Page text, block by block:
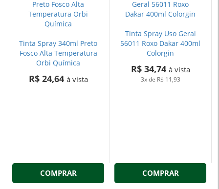
Tinta Spray 340ml Preto
Fosco Alta Temperatura
Orbi Química
R$ 24,64 à vista
COMPRAR
Tinta Spray Uso Geral
56011 Roxo Dakar 400ml
Colorgin
R$ 34,74 à vista
3xde R$ 11,93
COMPRAR